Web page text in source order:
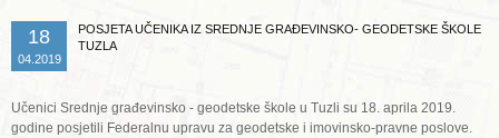
18
04.2019
POSJETA UČENIKA IZ SREDNJE GRAĐEVINSKO- GEODETSKE ŠKOLE
TUZLA
Učenici Srednje građevinsko - geodetske škole u Tuzli su 18. aprila 2019.
godine posjetili Federalnu upravu za geodetske i imovinsko-pravne poslove.